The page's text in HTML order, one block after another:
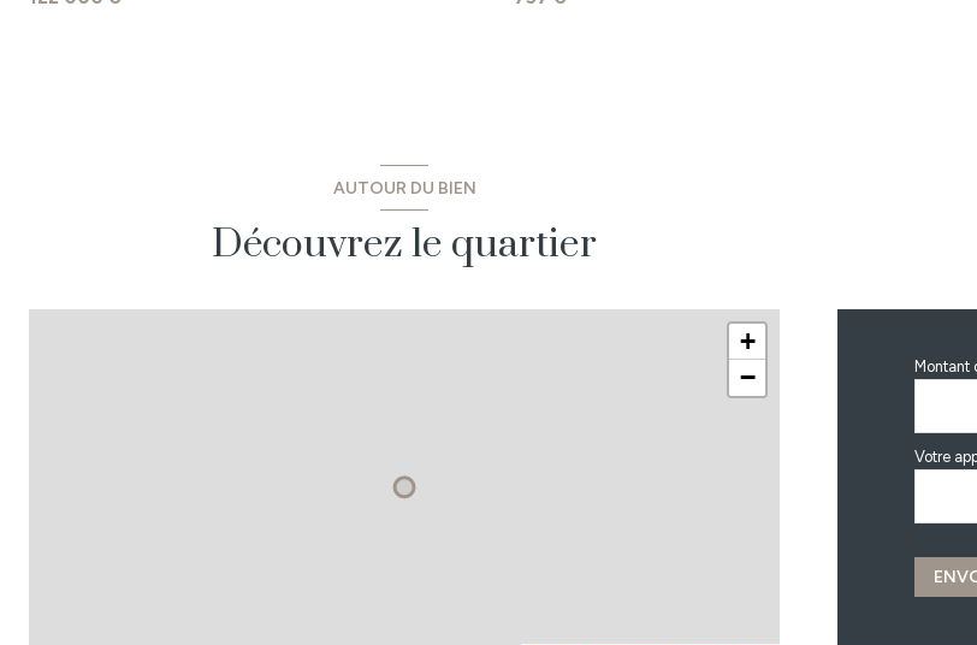
AUTOUR DU BIEN
Découvrez le quartier
+
−
Montant
Votre